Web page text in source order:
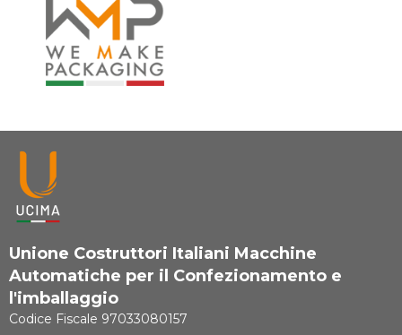
Unione Costruttori Italiani Macchine
Automatiche per il Confezionamento e
l'imballaggio
Codice Fiscale 97033080157